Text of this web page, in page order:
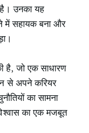
है। उनका यह
में सहायक बना और
है, जो एक साधारण
से अपने करियर
का सामना
का एक मजबूत